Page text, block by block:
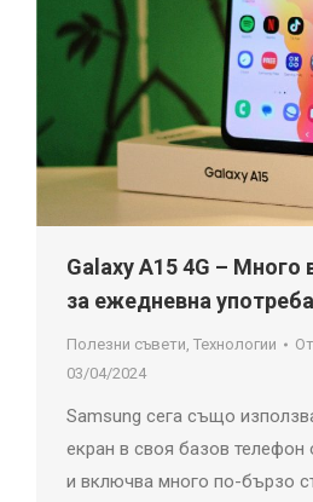
Galaxy A15 4G –
за ежедневна употреба
Полезни съвети, Технологии От
03/04/2024
Samsung сега също
екран в своя базов телефон
и включва много по-бързо